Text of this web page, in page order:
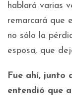
hablará varias
remarcará que
no sólo la
esposa, que
Fue ahí, junto
entendió que